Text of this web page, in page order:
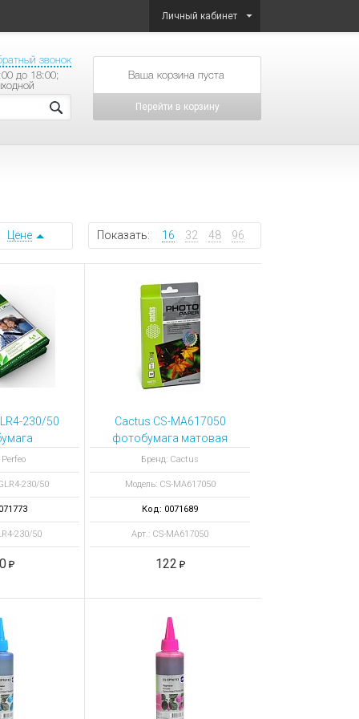
Личный кабинет
звонок
до 18:00;
товаров на сумму
Перейти в корзину
Показать: 16 32 48 96
Цене
230/50
А6
230/50
230/50
Cactus CS-MA617050
фотобумага матовая
А6
Бренд: Cactus
Модель: CS-MA617050
Код: 0071689
Арт.: CS-MA617050
122